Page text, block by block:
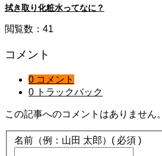
拭き取り化粧水ってなに？
閲覧数：41
コメント
0 コメント
0 トラックバック
この記事へのコメントはありません。
名前（例：山田 太郎） ( 必須 )